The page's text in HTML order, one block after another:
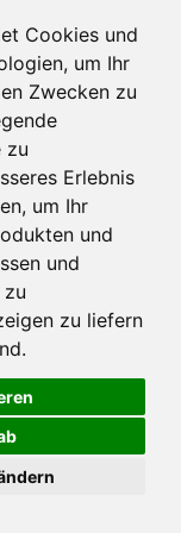
Cookies und
um Ihr
Zwecken zu
zu
Erlebnis
, um Ihr
und
und
zu liefern
.
du auf sowas
Seite, ist
dort gibt es
la-Mer,
der
Balzritualen